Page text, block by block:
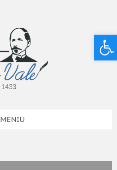
MENIU
Deschide bara de unelte